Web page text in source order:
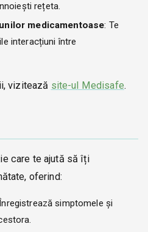
rețeta.
medicamentoase: Te
interacțiuni între
vizitează site-ul Medisafe.
care te ajută să îți
oferind:
simptomele și